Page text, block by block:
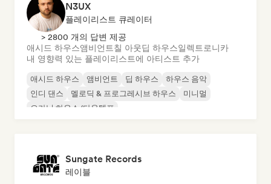
N3UX
플레이리스트 큐레이터
> 2800 개의 답변 제공
애시드 하우스앰비언트칠 아웃딥 하우스일렉트로니카
내 영향력 있는 플레이리스트에 아티스트 추가
애시드 하우스 앰비언트 딥 하우스
하우스 음악
인디 댄스
멜로딕 & 프로그레시브 하우스
미니멀
오가닉 하우스/다운템포
Sungate Records
레이블